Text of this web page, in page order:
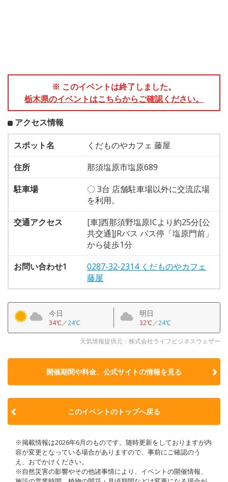
※ このイベントは終了しました。
栃木県のイベントはこちらからご確認ください。
アクセス情報
スポット名
くだものやカフェ 藤屋
住所
那須塩原市塩原689
駐車場
〇 3台 店舗駐車場以外に交流広場
を利用。
交通アクセス
[車]西那須野塩原ICより約25分[公
共交通]JRバス バス停「塩原門前」
から徒歩1分
お問い合わせ1
0287-32-2314 くだものやカフェ
藤屋
今日
34℃／24℃
明日
32℃／24℃
天気情報提供元：株式会社ライフビジネスウェザー
開催期間や料金、公式サイトの情報を見る
このイベントのトップへ戻る
※掲載情報は2026年6月のものです。随時更新をしておりますが内
容が変更となっている場合がありますので、事前にご確認のう
え、おでかけください。
※自然災害の影響やその他諸事情により、イベントの開催情報、